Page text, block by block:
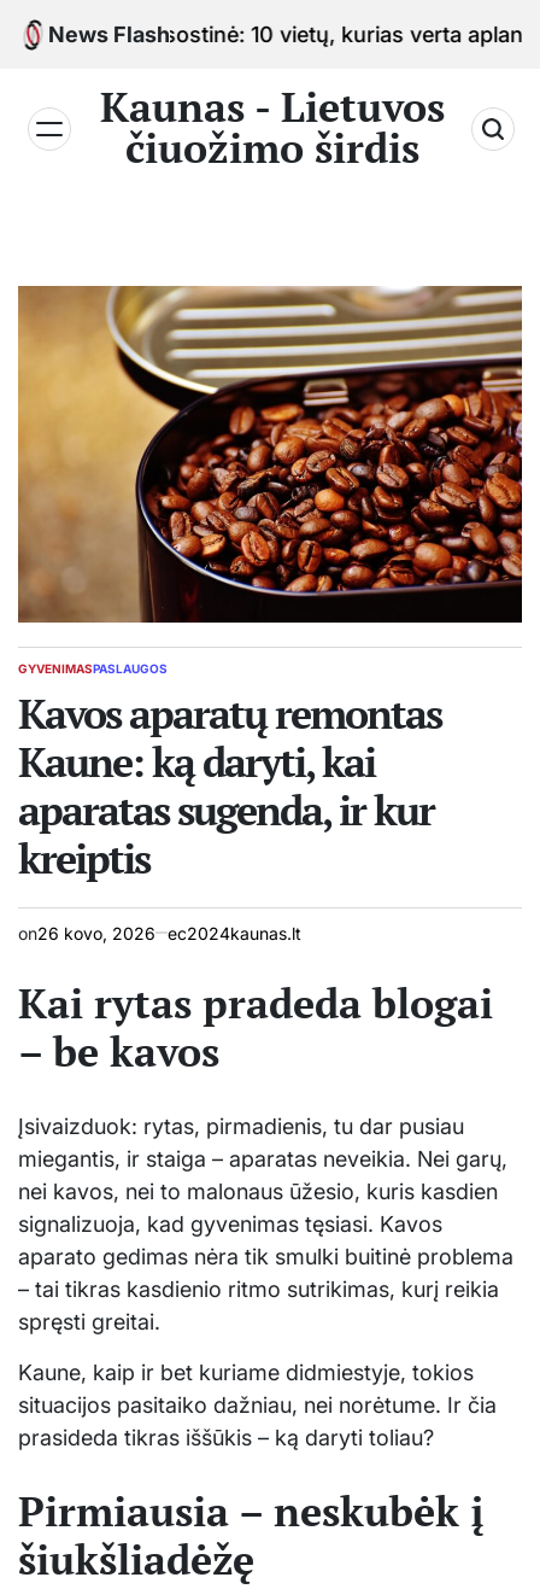
Skip
News Flash
sostinė: 10 vietų, kurias verta aplankyti
Kaunas - Lietuvos
čiuožimo širdis
POSTED
GYVENIMASPASLAUGOS
Kavos aparatų remontas
Kaune: ką daryti, kai
aparatas sugenda, ir kur
kreiptis
on26 kovo, 2026 ec2024kaunas.lt
Kai rytas pradeda blogai
– be kavos
Įsivaizduok: rytas, pirmadienis, tu dar pusiau
miegantis, ir staiga – aparatas neveikia. Nei garų,
nei kavos, nei to malonaus ūžesio, kuris kasdien
signalizuoja, kad gyvenimas tęsiasi. Kavos
aparato gedimas nėra tik smulki buitinė problema
– tai tikras kasdienio ritmo sutrikimas, kurį reikia
spręsti greitai.
Kaune, kaip ir bet kuriame didmiestyje, tokios
situacijos pasitaiko dažniau, nei norėtume. Ir čia
prasideda tikras iššūkis – ką daryti toliau?
Pirmiausia – neskubėk į
šiukšliadėžę